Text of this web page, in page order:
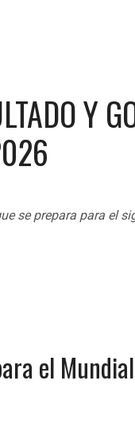
Y
se prepara para el
el